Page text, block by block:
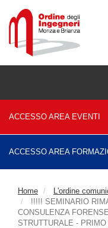
ACCESSO AREA EVENTI
ACCESSO AREA
Home L'ordine
!!!!! SEMINARIO
CONSULENZA
STRUTTURALE -